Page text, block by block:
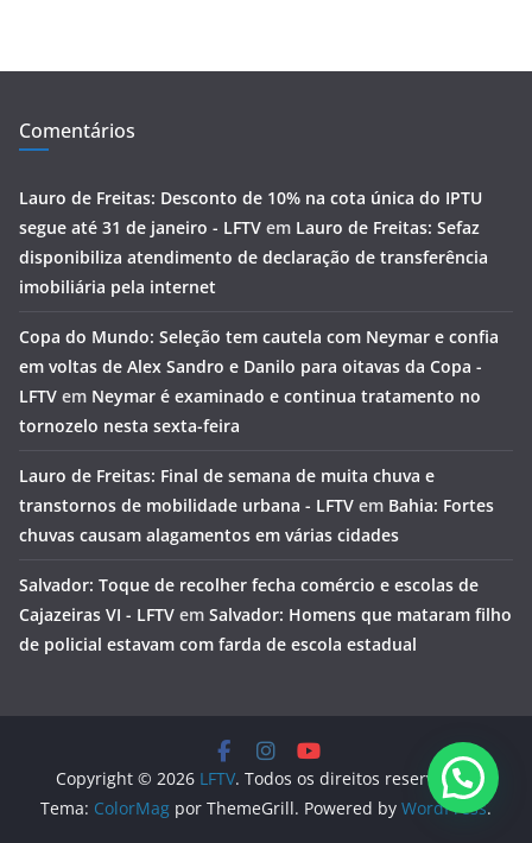
Comentários
Lauro de Freitas: Desconto de 10% na cota única do IPTU
segue até 31 de janeiro - LFTV em Lauro de Freitas: Sefaz
disponibiliza atendimento de declaração de transferência
imobiliária pela internet
Copa do Mundo: Seleção tem cautela com Neymar e confia
em voltas de Alex Sandro e Danilo para oitavas da Copa -
LFTV em Neymar é examinado e continua tratamento no
tornozelo nesta sexta-feira
Lauro de Freitas: Final de semana de muita chuva e
transtornos de mobilidade urbana - LFTV em Bahia: Fortes
chuvas causam alagamentos em várias cidades
Salvador: Toque de recolher fecha comércio e escolas de
Cajazeiras VI - LFTV em Salvador: Homens que mataram filho
de policial estavam com farda de escola estadual
Copyright © 2026 LFTV. Todos os direitos reservados.
Tema: ColorMag por ThemeGrill. Powered by WordPress.